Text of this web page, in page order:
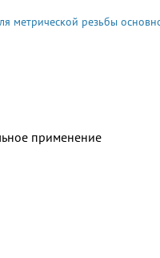
метрической резьбы
применение